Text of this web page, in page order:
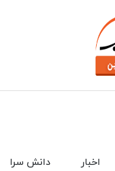
دانش سرا اخبار